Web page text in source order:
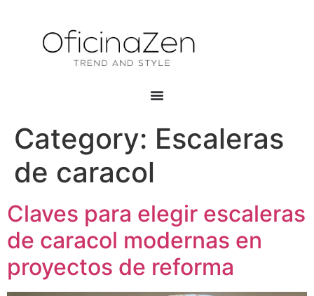
Category: Escaleras
de caracol
Claves para elegir escaleras
de caracol modernas en
proyectos de reforma